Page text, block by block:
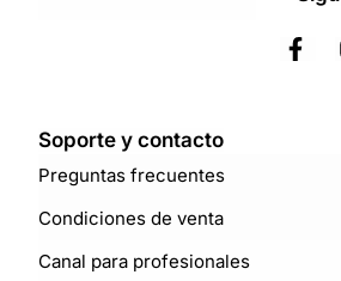
Soporte y contacto
Preguntas frecuentes
Condiciones de venta
Canal para profesionales